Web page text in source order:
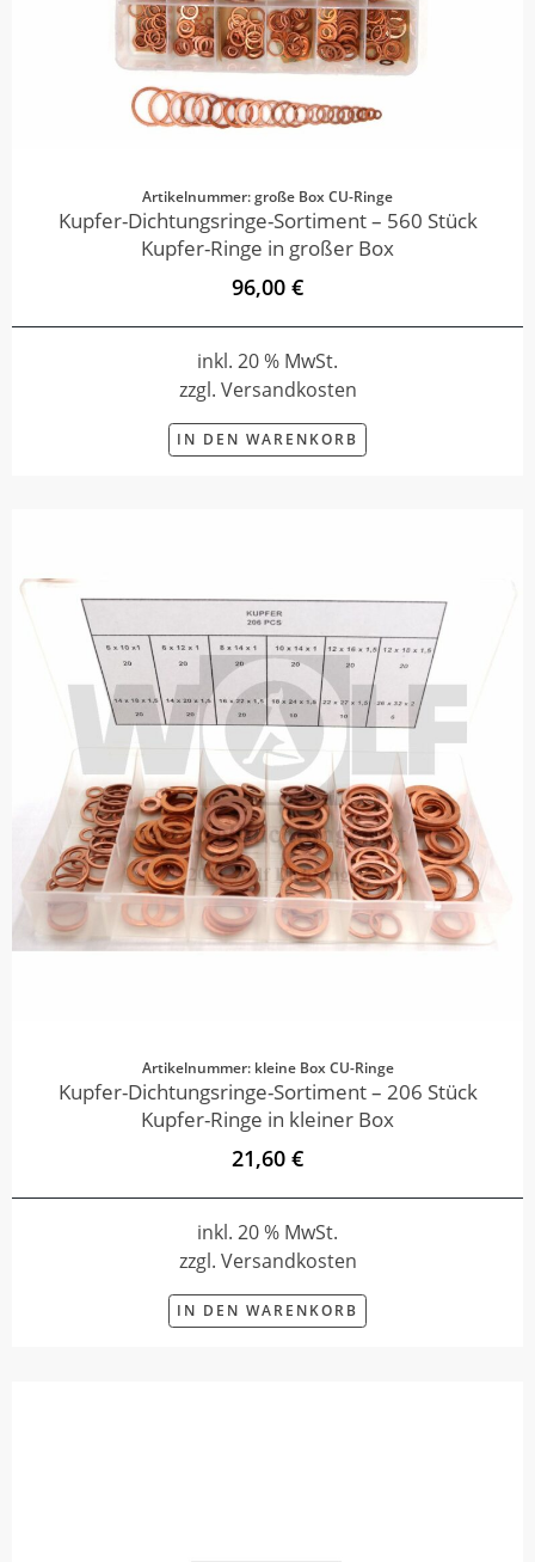
Artikelnummer: große Box CU-Ringe
Kupfer-Dichtungsringe-Sortiment – 560 Stück
Kupfer-Ringe in großer Box
96,00 €
inkl. 20 % MwSt.
zzgl. Versandkosten
IN DEN WARENKORB
Artikelnummer: kleine Box CU-Ringe
Kupfer-Dichtungsringe-Sortiment – 206 Stück
Kupfer-Ringe in kleiner Box
21,60 €
inkl. 20 % MwSt.
zzgl. Versandkosten
IN DEN WARENKORB